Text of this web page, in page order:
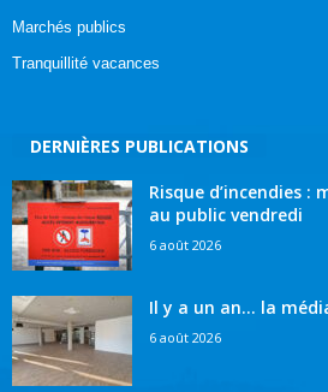
Marchés publics
Tranquillité vacances
DERNIÈRES PUBLICATIONS
Risque d’incendies
au public vendredi
6 août 2026
Il y a un an… la
6 août 2026